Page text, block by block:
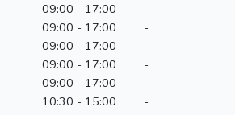
09:00 - 17:00
-
09:00 - 17:00
-
09:00 - 17:00
-
09:00 - 17:00
-
09:00 - 17:00
-
10:30 - 15:00 -